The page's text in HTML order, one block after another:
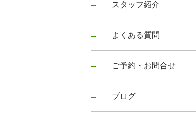
スタッフ紹介
よくある質問
ご予約・お問合せ
ブログ